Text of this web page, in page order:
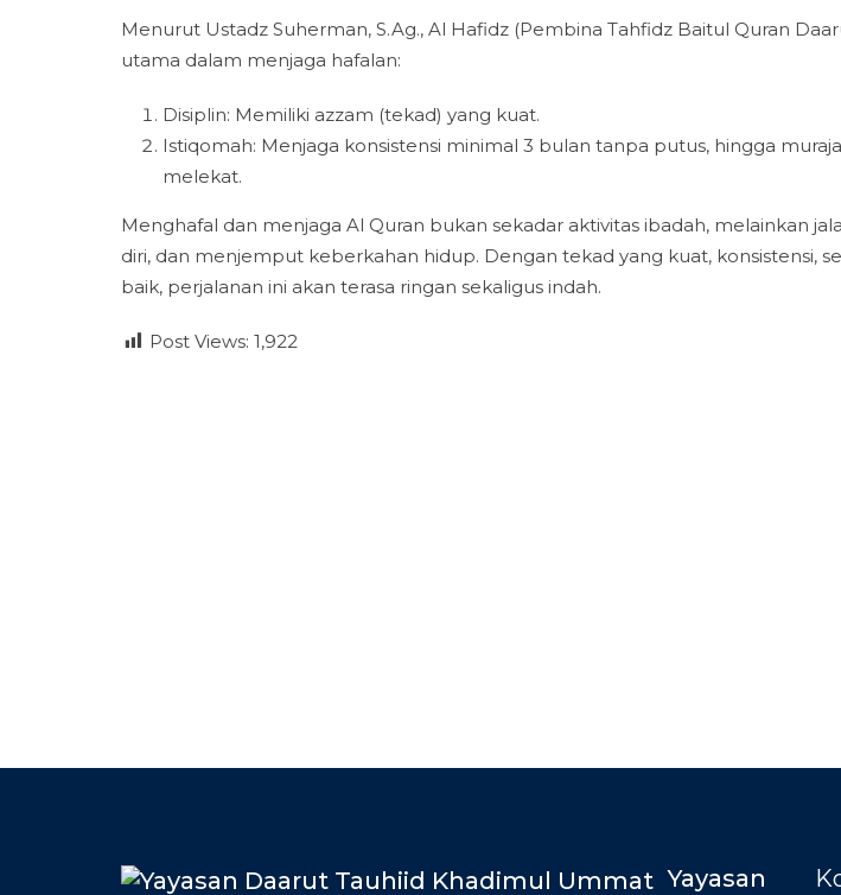
Menurut Ustadz Suherman, S.Ag., Al Hafidz (Pembina Tahfidz Baitul Quran
utama dalam menjaga hafalan:
Disiplin: Memiliki azzam (tekad) yang kuat.
Istiqomah: Menjaga konsistensi minimal 3 bulan tanpa putus, hingga
melekat.
Menghafal dan menjaga Al Quran bukan sekadar aktivitas ibadah, melainkan
diri, dan menjemput keberkahan hidup. Dengan tekad yang kuat, konsistensi,
baik, perjalanan ini akan terasa ringan sekaligus indah.
Post Views: 1,922
Yayasan